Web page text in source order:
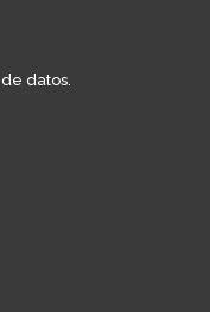
datos.